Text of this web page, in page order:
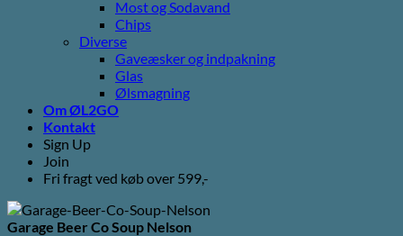
Most og Sodavand
Chips
Diverse
Gaveæsker og indpakning
Glas
Ølsmagning
Om ØL2GO
Kontakt
Sign Up
Join
Fri fragt ved køb over 599,-
Garage Beer Co Soup Nelson